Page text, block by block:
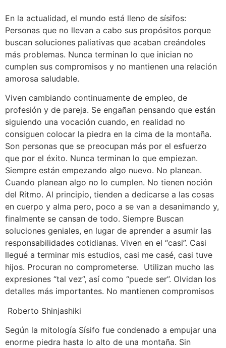
En la actualidad, el mundo está lleno de sísifos:
Personas que no llevan a cabo sus propósitos porque
buscan soluciones paliativas que acaban creándoles
más problemas. Nunca terminan lo que inician no
cumplen sus compromisos y no mantienen una relación
amorosa saludable.
Viven cambiando continuamente de empleo, de
profesión y de pareja. Se engañan pensando que están
siguiendo una vocación cuando, en realidad no
consiguen colocar la piedra en la cima de la montaña.
Son personas que se preocupan más por el esfuerzo
que por el éxito. Nunca terminan lo que empiezan.
Siempre están empezando algo nuevo. No planean.
Cuando planean algo no lo cumplen. No tienen noción
del Ritmo. Al principio, tienden a dedicarse a las cosas
en cuerpo y alma pero, poco a se van a desanimando y,
finalmente se cansan de todo. Siempre Buscan
soluciones geniales, en lugar de aprender a asumir las
responsabilidades cotidianas. Viven en el “casi”. Casi
llegué a terminar mis estudios, casi me casé, casi tuve
hijos. Procuran no comprometerse. Utilizan mucho las
expresiones “tal vez”, así como “puede ser”. Olvidan los
detalles más importantes. No mantienen compromisos
Roberto Shinjashiki
Según la mitología Sísifo fue condenado a empujar una
enorme piedra hasta lo alto de una montaña. Sin